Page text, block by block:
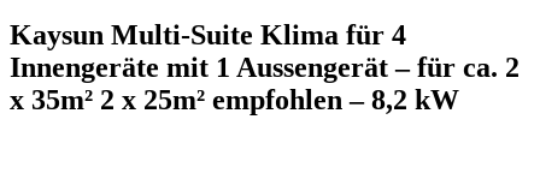
Kaysun Multi-Suite Klima für 4
Innengeräte mit 1 Aussengerät – für ca. 2
x 35m² 2 x 25m² empfohlen – 8,2 kW